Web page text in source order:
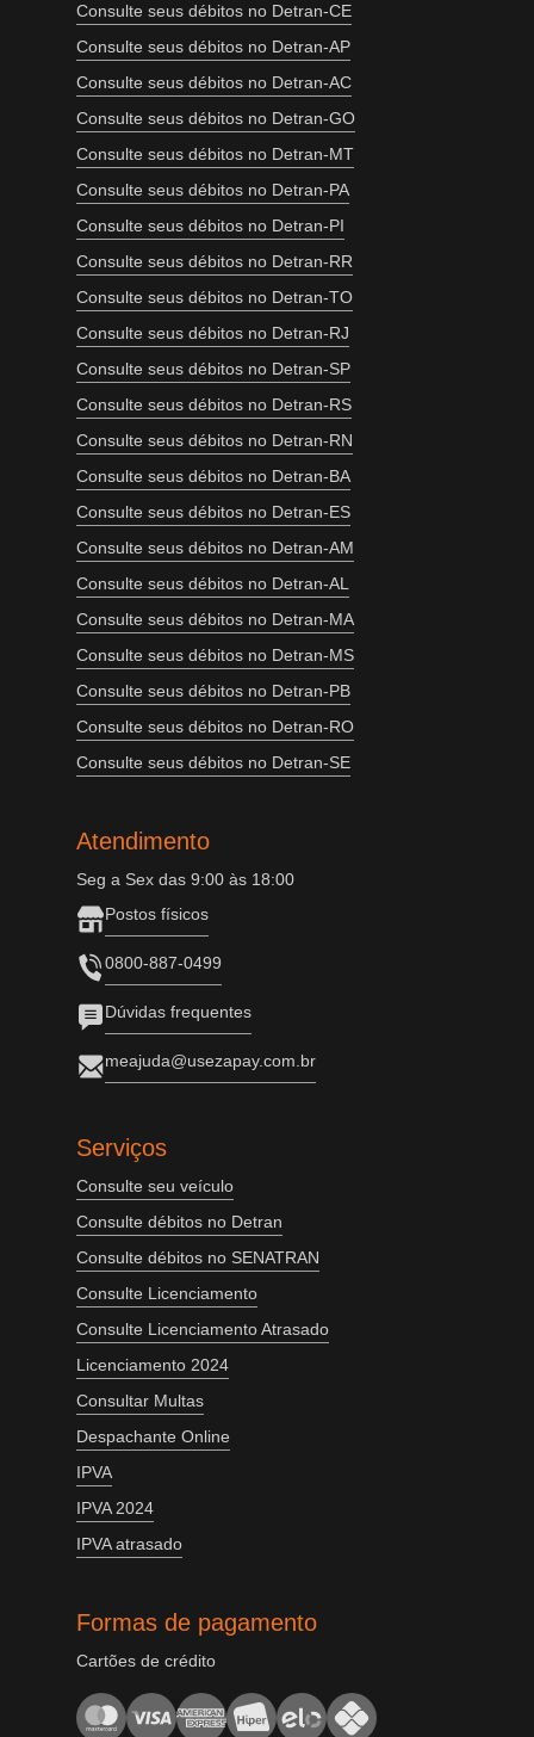
Consulte seus débitos no Detran-CE
Consulte seus débitos no Detran-AP
Consulte seus débitos no Detran-AC
Consulte seus débitos no Detran-GO
Consulte seus débitos no Detran-MT
Consulte seus débitos no Detran-PA
Consulte seus débitos no Detran-PI
Consulte seus débitos no Detran-RR
Consulte seus débitos no Detran-TO
Consulte seus débitos no Detran-RJ
Consulte seus débitos no Detran-SP
Consulte seus débitos no Detran-RS
Consulte seus débitos no Detran-RN
Consulte seus débitos no Detran-BA
Consulte seus débitos no Detran-ES
Consulte seus débitos no Detran-AM
Consulte seus débitos no Detran-AL
Consulte seus débitos no Detran-MA
Consulte seus débitos no Detran-MS
Consulte seus débitos no Detran-PB
Consulte seus débitos no Detran-RO
Consulte seus débitos no Detran-SE
Atendimento
Seg a Sex das 9:00 às 18:00
Postos físicos
0800-887-0499
Dúvidas frequentes
meajuda@usezapay.com.br
Serviços
Consulte seu veículo
Consulte débitos no Detran
Consulte débitos no SENATRAN
Consulte Licenciamento
Consulte Licenciamento Atrasado
Licenciamento 2024
Consultar Multas
Despachante Online
IPVA
IPVA 2024
IPVA atrasado
Formas de pagamento
Cartões de crédito